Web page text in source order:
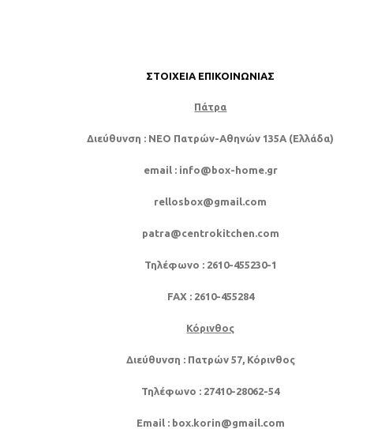
ΣΤΟΙΧΕΊΑ ΕΠΙΚΟΙΝΩΝΊΑΣ
Πάτρα
Διεύθυνση : NEO Πατρών-Αθηνών 135Α (Ελλάδα)
email : info@box-home.gr
rellosbox@gmail.com
patra@centrokitchen.com
Τηλέφωνο : 2610-455230-1
FAX: 2610-455284
Κόρινθος
Διεύθυνση : Πατρών 57, Κόρινθος
Τηλέφωνο : 27410-28062-54
Email : box.korin@gmail.com